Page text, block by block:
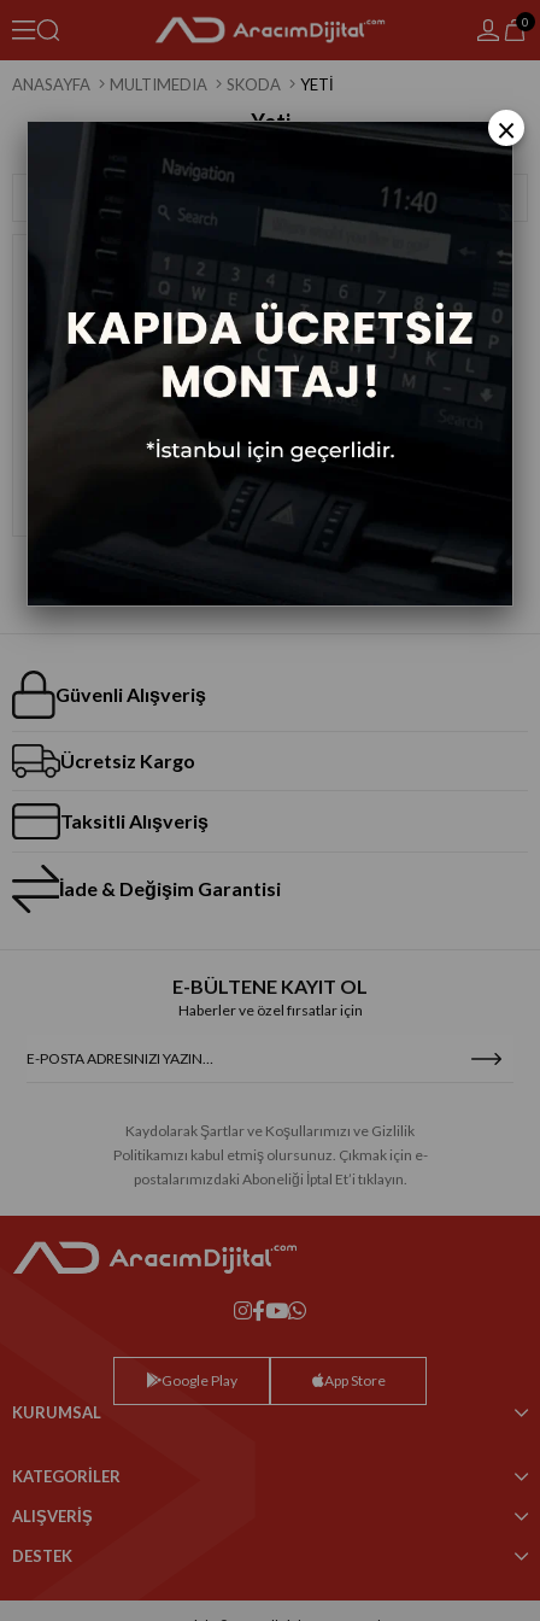
0
ANASAYFA MULTIMEDIA SKODA YETI
Yeti
Filtreleme
Güvenli Alışveriş
Ücretsiz Kargo
Taksitli Alışveriş
İade & Değişim Garantisi
E-BÜLTENE KAYIT OL
Haberler ve özel fırsatlar için
Kaydolarak Şartlar ve Koşullarımızı ve Gizlilik
Politikamızı kabul etmiş olursunuz. Çıkmak için e-
postalarımızdaki Aboneliği İptal Et’i tıklayın.
Google Play App Store
KURUMSAL
KATEGORİLER
ALIŞVERİŞ
DESTEK
×